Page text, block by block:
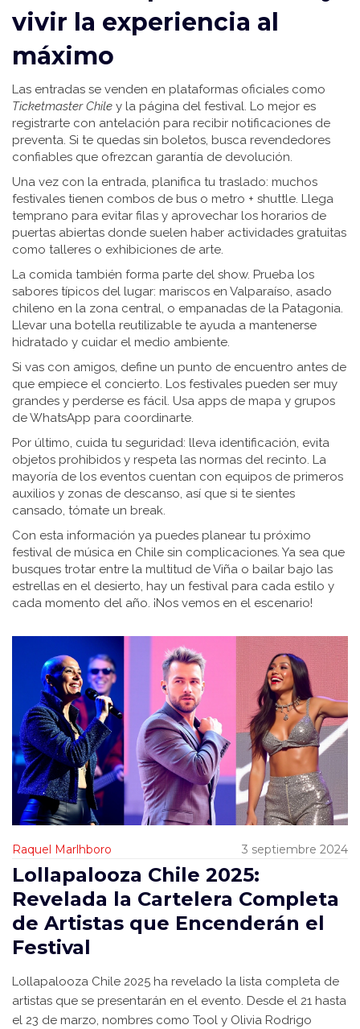
vivir la experiencia al
máximo
Las entradas se venden en plataformas oficiales como
Ticketmaster Chile y la página del festival. Lo mejor es
registrarte con antelación para recibir notificaciones de
preventa. Si te quedas sin boletos, busca revendedores
confiables que ofrezcan garantía de devolución.
Una vez con la entrada, planifica tu traslado: muchos
festivales tienen combos de bus o metro + shuttle. Llega
temprano para evitar filas y aprovechar los horarios de
puertas abiertas donde suelen haber actividades gratuitas
como talleres o exhibiciones de arte.
La comida también forma parte del show. Prueba los
sabores típicos del lugar: mariscos en Valparaíso, asado
chileno en la zona central, o empanadas de la Patagonia.
Llevar una botella reutilizable te ayuda a mantenerse
hidratado y cuidar el medio ambiente.
Si vas con amigos, define un punto de encuentro antes de
que empiece el concierto. Los festivales pueden ser muy
grandes y perderse es fácil. Usa apps de mapa y grupos
de WhatsApp para coordinarte.
Por último, cuida tu seguridad: lleva identificación, evita
objetos prohibidos y respeta las normas del recinto. La
mayoría de los eventos cuentan con equipos de primeros
auxilios y zonas de descanso, así que si te sientes
cansado, tómate un break.
Con esta información ya puedes planear tu próximo
festival de música en Chile sin complicaciones. Ya sea que
busques trotar entre la multitud de Viña o bailar bajo las
estrellas en el desierto, hay un festival para cada estilo y
cada momento del año. ¡Nos vemos en el escenario!
Raquel Marlhboro 3 septiembre 2024
Lollapalooza Chile 2025:
Revelada la Cartelera Completa
de Artistas que Encenderán el
Festival
Lollapalooza Chile 2025 ha revelado la lista completa de
artistas que se presentarán en el evento. Desde el 21 hasta
el 23 de marzo, nombres como Tool y Olivia Rodrigo